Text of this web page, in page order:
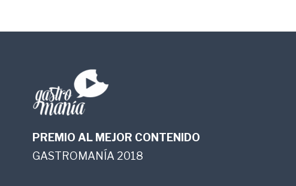
PREMIO AL MEJOR CONTENIDO
GASTROMANÍA 2018